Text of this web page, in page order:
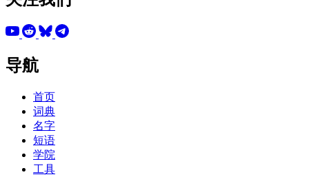
导航
首页
词典
名字
短语
学院
工具